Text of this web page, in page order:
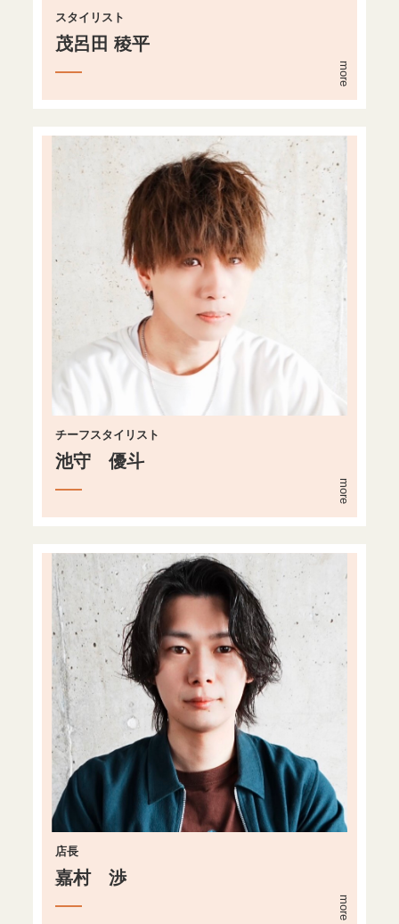
スタイリスト
茂呂田 稜平
チーフスタイリスト
池守 優斗
店長
嘉村 渉